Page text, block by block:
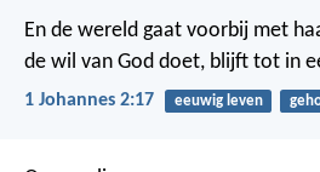
En de wereld gaat voorbij met
de wil van God doet, blijft tot in
1 Johannes 2:17 eeuwig leven